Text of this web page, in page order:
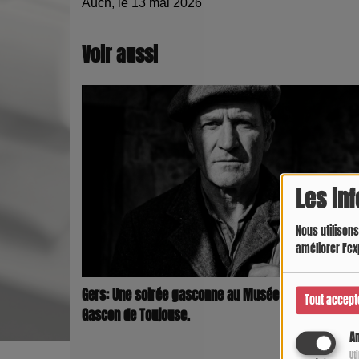
Les
Nous
améliorer
Tout
Auch, le 13 mai 2026
Voir aussi
Gers: Une soirée gasconne au Musée du Paysan
Gascon de Toujouse.